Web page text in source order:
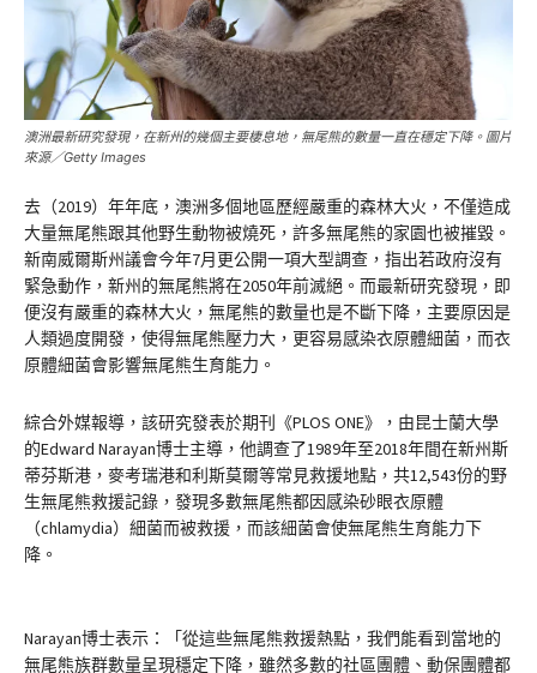
澳洲最新研究發現，在新州的幾個主要棲息地，無尾熊的數量一直在穩定下降。圖片
來源／Getty Images
去（2019）年年底，澳洲多個地區歷經嚴重的森林大火，不僅造成
大量無尾熊跟其他野生動物被燒死，許多無尾熊的家園也被摧毀。
新南威爾斯州議會今年7月更公開一項大型調查，指出若政府沒有
緊急動作，新州的無尾熊將在2050年前滅絕。而最新研究發現，即
便沒有嚴重的森林大火，無尾熊的數量也是不斷下降，主要原因是
人類過度開發，使得無尾熊壓力大，更容易感染衣原體細菌，而衣
原體細菌會影響無尾熊生育能力。
綜合外媒報導，該研究發表於期刊《PLOS ONE》，由昆士蘭大學
的Edward Narayan博士主導，他調查了1989年至2018年間在新州斯
蒂芬斯港，麥考瑞港和利斯莫爾等常見救援地點，共12,543份的野
生無尾熊救援記錄，發現多數無尾熊都因感染砂眼衣原體
（chlamydia）細菌而被救援，而該細菌會使無尾熊生育能力下
降。
Narayan博士表示：「從這些無尾熊救援熱點，我們能看到當地的
無尾熊族群數量呈現穩定下降，雖然多數的社區團體、動保團體都